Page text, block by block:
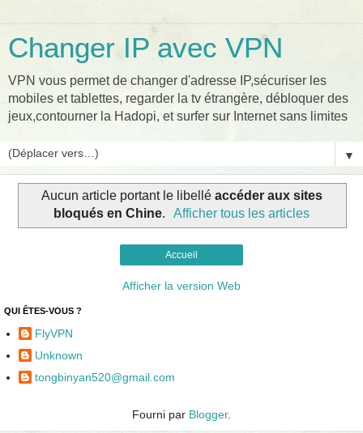
Changer IP avec VPN
VPN vous permet de changer d'adresse IP,sécuriser les
mobiles et tablettes, regarder la tv étrangère, débloquer des
jeux,contourner la Hadopi, et surfer sur Internet sans limites
▼
Aucun article portant le libellé accéder aux sites
bloqués en Chine. Afficher tous les articles
Accueil
Afficher la version Web
QUI ÊTES-VOUS ?
FlyVPN
Unknown
tongbinyan520@gmail.com
Fourni par Blogger.